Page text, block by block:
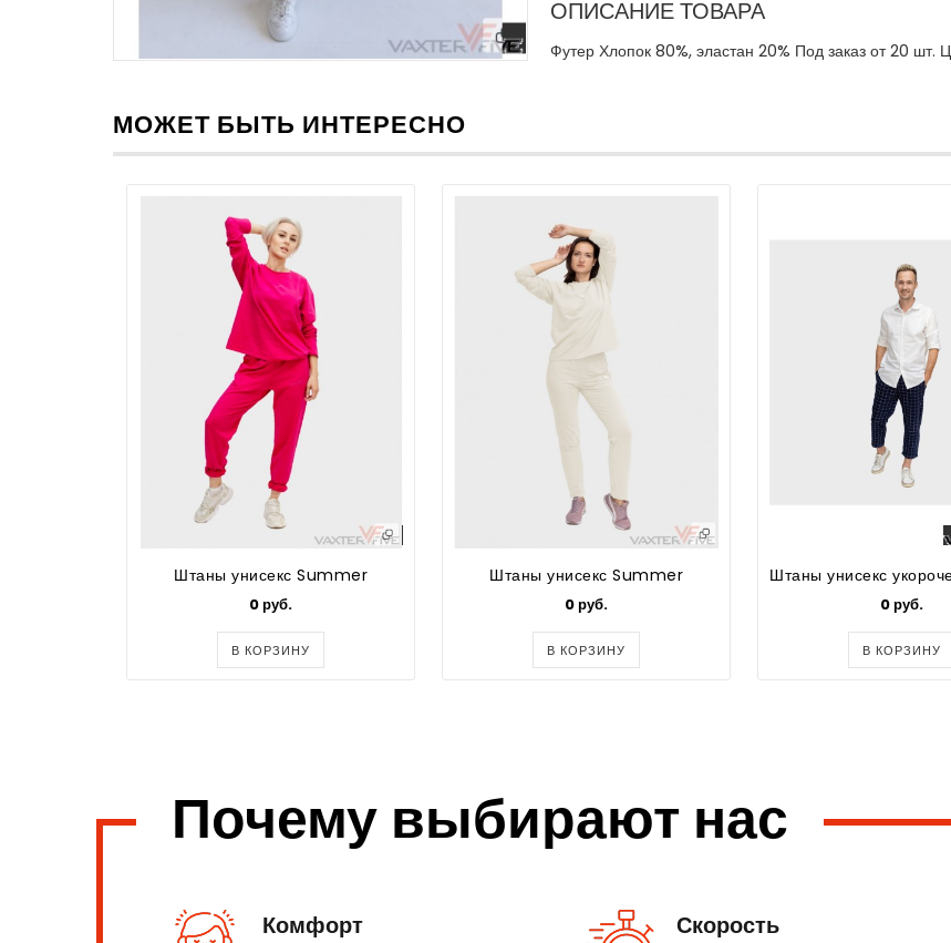
ОПИСАНИЕ ТОВАРА
Футер Хлопок 80%, эластан 20% Под заказ от 20 шт.
МОЖЕТ БЫТЬ ИНТЕРЕСНО
Штаны унисекс Summer
0 руб.
В КОРЗИНУ
Штаны унисекс Summer
0 руб.
В КОРЗИНУ
0 руб.
В КОРЗИНУ
Почему выбирают нас
Комфорт Скорость